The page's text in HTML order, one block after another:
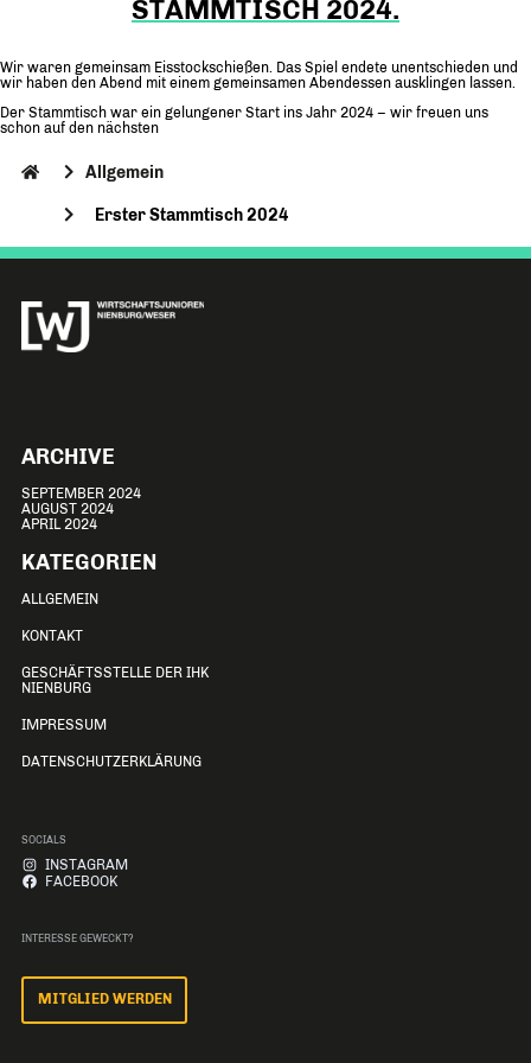
LANDESVERBANDSTAMMTISCH 2024.
Wir waren gemeinsam Eisstockschießen. Das Spiel endete unentschieden und
wir haben den Abend mit einem gemeinsamen Abendessen ausklingen lassen.
Der Stammtisch war ein gelungener Start ins Jahr 2024 – wir freuen uns
schon auf den nächsten
Allgemein
Erster Stammtisch 2024
ARCHIVE
SEPTEMBER 2024
AUGUST 2024
APRIL 2024
KATEGORIEN
ALLGEMEIN
KONTAKT
GESCHÄFTSSTELLE DER IHK
NIENBURG
IMPRESSUM
DATENSCHUTZERKLÄRUNG
SOCIALS
INSTAGRAM
FACEBOOK
INTERESSE GEWECKT?
MITGLIED WERDEN